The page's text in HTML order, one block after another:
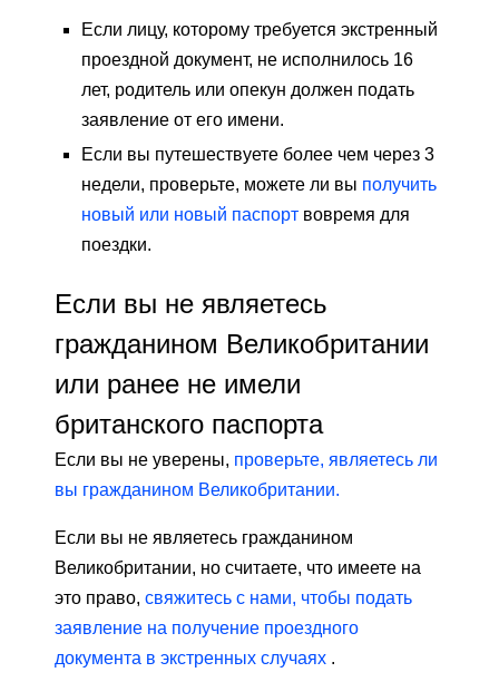
Если лицу, которому требуется экстренный
проездной документ, не исполнилось 16
лет, родитель или опекун должен подать
заявление от его имени.
Если вы путешествуете более чем через 3
недели, проверьте, можете ли вы получить
новый или новый паспорт вовремя для
поездки.
Если вы не являетесь
гражданином Великобритании
или ранее не имели
британского паспорта
Если вы не уверены, проверьте, являетесь ли
вы гражданином Великобритании.
Если вы не являетесь гражданином
Великобритании, но считаете, что имеете на
это право, свяжитесь с нами, чтобы подать
заявление на получение проездного
документа в экстренных случаях .